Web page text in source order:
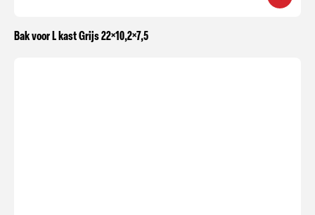
Bak voor L kast Grijs 22×10,2×7,5